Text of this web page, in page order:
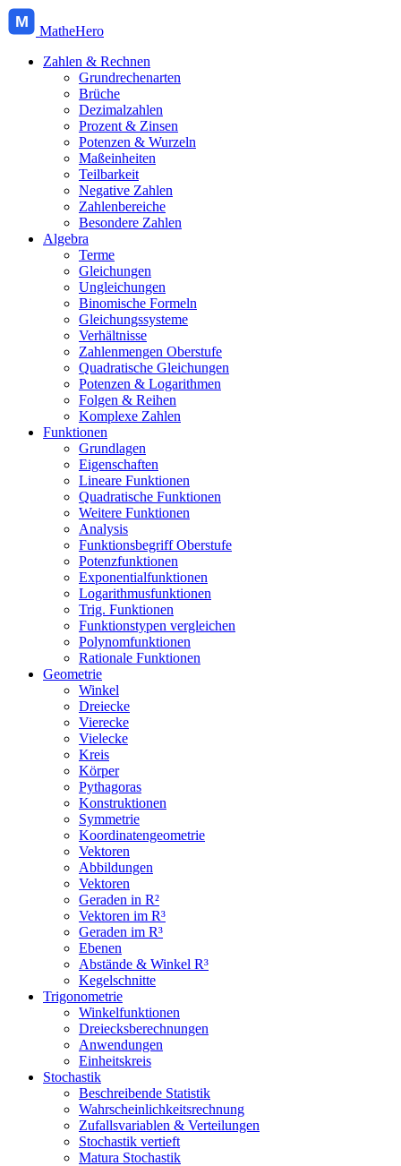
M
MatheHero
Zahlen & Rechnen
Grundrechenarten
Brüche
Dezimalzahlen
Prozent & Zinsen
Potenzen & Wurzeln
Maßeinheiten
Teilbarkeit
Negative Zahlen
Zahlenbereiche
Besondere Zahlen
Algebra
Terme
Gleichungen
Ungleichungen
Binomische Formeln
Gleichungssysteme
Verhältnisse
Zahlenmengen Oberstufe
Quadratische Gleichungen
Potenzen & Logarithmen
Folgen & Reihen
Komplexe Zahlen
Funktionen
Grundlagen
Eigenschaften
Lineare Funktionen
Quadratische Funktionen
Weitere Funktionen
Analysis
Funktionsbegriff Oberstufe
Potenzfunktionen
Exponentialfunktionen
Logarithmusfunktionen
Trig. Funktionen
Funktionstypen vergleichen
Polynomfunktionen
Rationale Funktionen
Geometrie
Winkel
Dreiecke
Vierecke
Vielecke
Kreis
Körper
Pythagoras
Konstruktionen
Symmetrie
Koordinatengeometrie
Vektoren
Abbildungen
Vektoren
Geraden in R²
Vektoren im R³
Geraden im R³
Ebenen
Abstände & Winkel R³
Kegelschnitte
Trigonometrie
Winkelfunktionen
Dreiecksberechnungen
Anwendungen
Einheitskreis
Stochastik
Beschreibende Statistik
Wahrscheinlichkeitsrechnung
Zufallsvariablen & Verteilungen
Stochastik vertieft
Matura Stochastik